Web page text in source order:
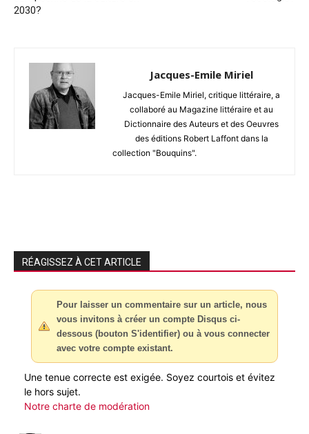
2030?
Jacques-Emile Miriel
Jacques-Emile Miriel, critique littéraire, a
collaboré au Magazine littéraire et au
Dictionnaire des Auteurs et des Oeuvres
des éditions Robert Laffont dans la
collection "Bouquins".
RÉAGISSEZ À CET ARTICLE
Pour laisser un commentaire sur un article, nous
vous invitons à créer un compte Disqus ci-
dessous (bouton S'identifier) ou à vous connecter
avec votre compte existant.
Une tenue correcte est exigée. Soyez courtois et évitez
le hors sujet.
Notre charte de modération